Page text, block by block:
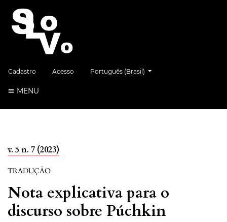
Cadastro Acesso Português (Brasil)
MENU
v. 5 n. 7 (2023)
TRADUÇÃO
Nota explicativa para o
discurso sobre Púchkin